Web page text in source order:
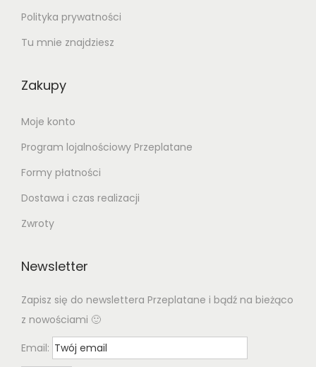
Polityka prywatności
Tu mnie znajdziesz
Zakupy
Moje konto
Program lojalnościowy Przeplatane
Formy płatności
Dostawa i czas realizacji
Zwroty
Newsletter
Zapisz się do newslettera Przeplatane i bądź na bieżąco
z nowościami 🙂
Email: